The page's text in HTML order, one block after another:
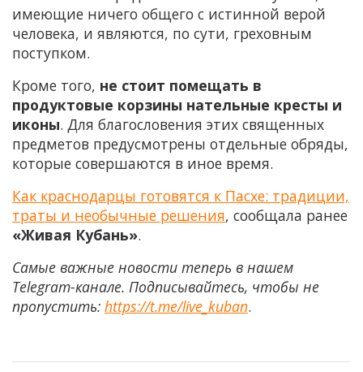
имеющие ничего общего с истинной верой
человека, и являются, по сути, греховным
поступком.
Кроме того, не стоит помещать в
продуктовые корзины нательные кресты и
иконы. Для благословения этих священных
предметов предусмотрены отдельные обряды,
которые совершаются в иное время.
Как краснодарцы готовятся к Пасхе: традиции,
траты и необычные решения, сообщала ранее
«Живая Кубань».
Самые важные новости теперь в нашем
Telegram-канале. Подписывайтесь, чтобы не
пропустить: https://t.me/live_kuban.